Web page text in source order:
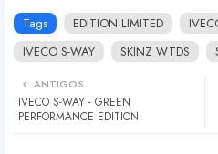
Tags EDITION LIMITED
IVECO S-WAY
SKINZ WTDS
ANTIGOS
IVECO S-WAY - GREEN
PERFORMANCE EDITION